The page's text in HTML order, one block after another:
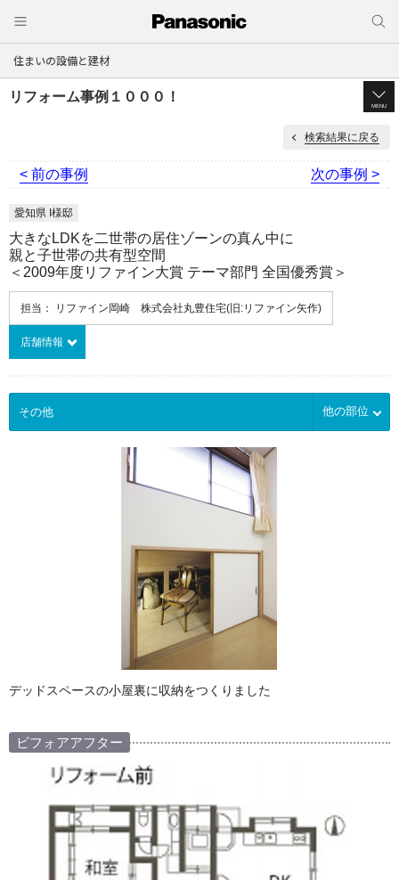
住まいの設備と建材
リフォーム事例１０００！
MENU
検索結果に戻る
< 前の事例 次の事例 >
愛知県 I様邸
大きなLDKを二世帯の居住ゾーンの真ん中に
親と子世帯の共有型空間
＜2009年度リファイン大賞 テーマ部門 全国優秀賞＞
担当： リファイン岡崎 株式会社丸豊住宅(旧:リファイン矢作)
店舗情報
他の部位
デッドスペースの小屋裏に収納をつくりました
ビフォアアフター